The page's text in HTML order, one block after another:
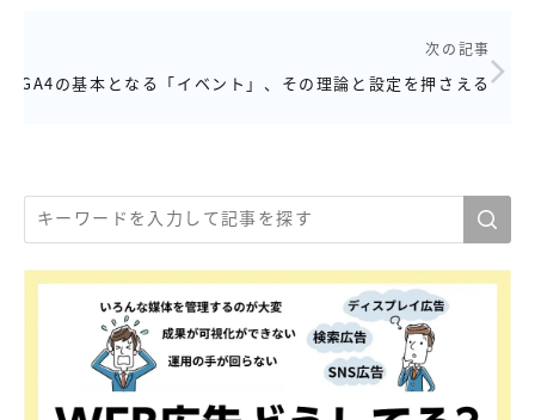
次の記事
GA4の基本となる「イベント」、その理論と設定を押さえる